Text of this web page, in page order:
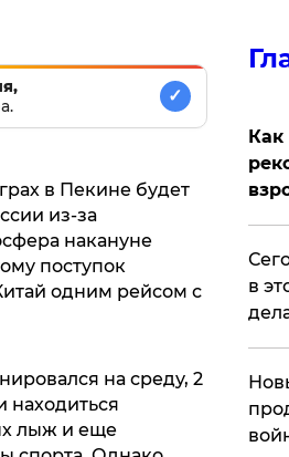
✓
в Пекине будет
из-за
накануне
поступок
одним рейсом с
на среду, 2
находиться
лыж и еще
в